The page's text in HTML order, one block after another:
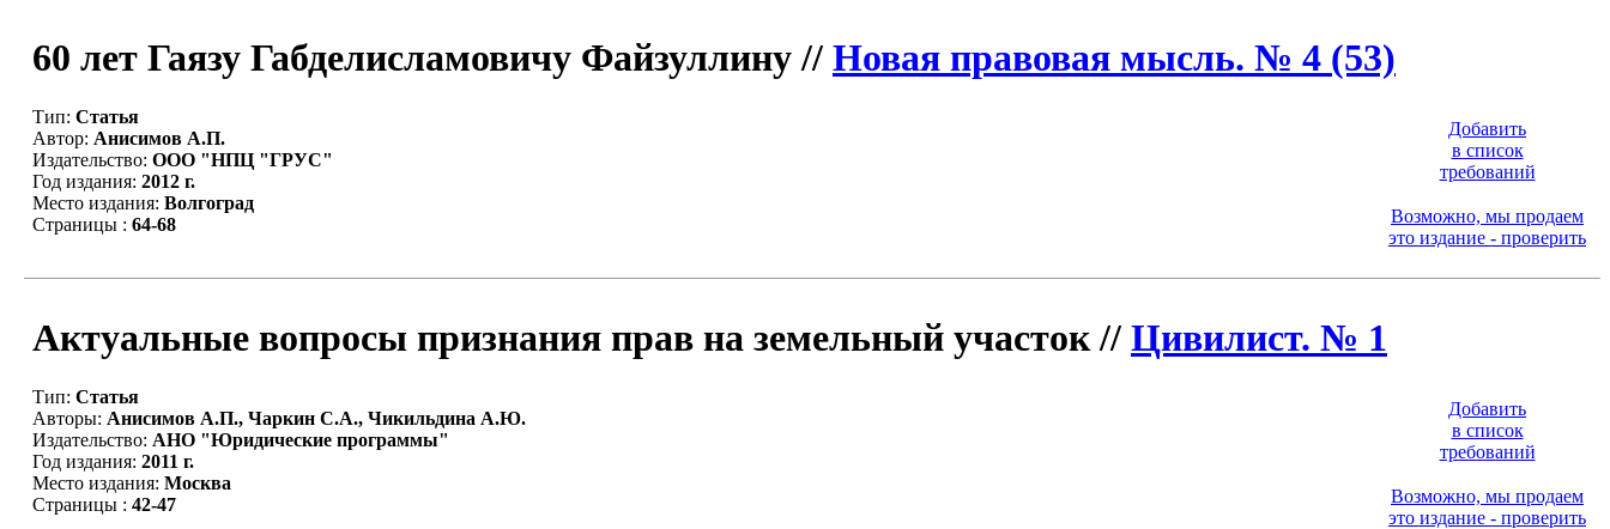
60 лет Гаязу Габделисламовичу Файзуллину // Новая правовая мысль. № 4 (53)
Добавить
в список
требований
Возможно, мы продаем
это издание - проверить
Тип: Статья
Автор: Анисимов А.П.
Издательство: ООО "НПЦ "ГРУС"
Год издания: 2012 г.
Место издания: Волгоград
Страницы : 64-68
Актуальные вопросы признания прав на земельный участок // Цивилист. № 1
Добавить
в список
требований
Возможно, мы продаем
это издание - проверить
Тип: Статья
Авторы: Анисимов А.П., Чаркин С.А., Чикильдина А.Ю.
Издательство: АНО "Юридические программы"
Год издания: 2011 г.
Место издания: Москва
Страницы : 42-47